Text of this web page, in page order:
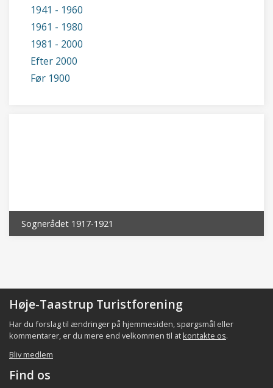
1941 - 1960
1961 - 1980
1981 - 2000
Efter 2000
Før 1900
Sognerådet 1917-1921
Høje-Taastrup Turistforening
Har du forslag til ændringer på hjemmesiden, spørgsmål eller
kommentarer, er du mere end velkommen til at kontakte os.
Bliv medlem
Find os